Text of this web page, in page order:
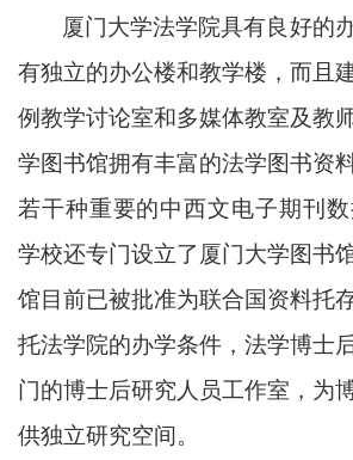
厦门大学法学院具有良好的
有独立的办公楼和教学楼，而且
例教学讨论室和多媒体教室及教
学图书馆拥有丰富的法学图书资
若干种重要的中西文电子期刊数
学校还专门设立了厦门大学图书
馆目前已被批准为联合国资料托
托法学院的办学条件，法学博士
门的博士后研究人员工作室，为
供独立研究空间。